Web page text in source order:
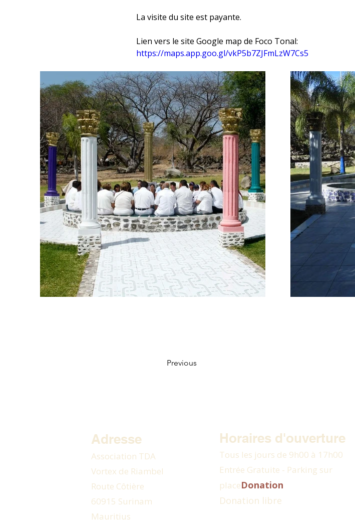
La visite du site est payante.
Lien vers le site Google map de Foco Tonal:
https://maps.app.goo.gl/vkP5b7ZJFmLzW7Cs5
Previous
Adresse
Association TDA
Vortex de Riambel
Route Côtière
60915 Surinam
Mauritius
Horaires d'ouverture
Tous les jours de 9h00 à 17h00
Entrée Gratuite - Parking sur
placeDonation
Donation libre